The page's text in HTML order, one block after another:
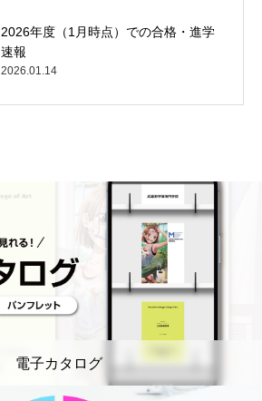
2026年度（1月時点）での合格・進学
速報
2026.01.14
電子カタログ